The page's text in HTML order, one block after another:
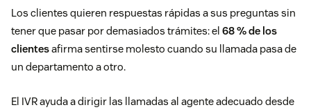
Los clientes quieren respuestas rápidas a sus preguntas sin
tener que pasar por demasiados trámites: el 68 % de los
clientesafirma sentirse molesto cuando su llamada pasa de
un departamento a otro.
El IVR ayuda a dirigir las llamadas al agente adecuado desde